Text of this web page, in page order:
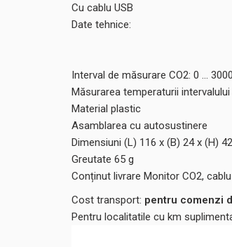
Cu cablu USB
Date tehnice:
Interval de măsurare CO2: 0 ...
Măsurarea temperaturii intervalului
Material plastic
Asamblarea cu autosustinere
Dimensiuni (L) 116 x (B) 24 x (H)
Greutate 65 g
Conținut livrare Monitor CO2,
Cost transport: pentru comenzi
Pentru localitatile cu km